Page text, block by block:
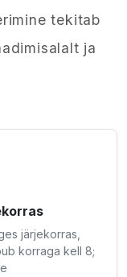
tekitab
ja
järjekorras,
korraga kell 8;